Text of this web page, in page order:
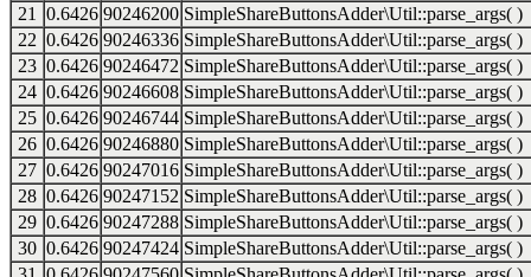
21
0.6426 90246200 SimpleShareButtonsAdder\Util::parse_args( )
22 0.6426 90246336 SimpleShareButtonsAdder\Util::parse_args( )
23 0.6426 90246472 SimpleShareButtonsAdder\Util::parse_args( )
24 0.6426 90246608 SimpleShareButtonsAdder\Util::parse_args( )
25 0.6426 90246744 SimpleShareButtonsAdder\Util::parse_args( )
26 0.6426 90246880 SimpleShareButtonsAdder\Util::parse_args( )
27 0.6426 90247016 SimpleShareButtonsAdder\Util::parse_args( )
28 0.6426 90247152 SimpleShareButtonsAdder\Util::parse_args( )
29 0.6426 90247288 SimpleShareButtonsAdder\Util::parse_args( )
30 0.6426 90247424 SimpleShareButtonsAdder\Util::parse_args( )